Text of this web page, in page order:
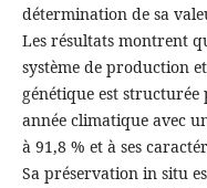
détermination de sa
Les résultats montrent
système de production
génétique est
année climatique avec
à 91,8 % et à ses
Sa préservation in situ